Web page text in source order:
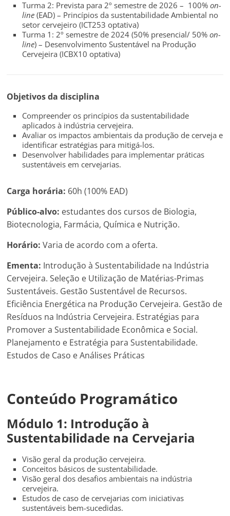
Turma 2: Prevista para 2º semestre de 2026 – 100%on-
line (EAD) – Princípios da sustentabilidade Ambiental no
setor cervejeiro (ICT253 optativa)
Turma 1: 2º semestre de 2024 (50% presencial/ 50% on-
line) – Desenvolvimento Sustentável na Produção
Cervejeira (ICBX10 optativa)
Objetivos da disciplina
Compreender os princípios da sustentabilidade
aplicados à indústria cervejeira.
Avaliar os impactos ambientais da produção de cerveja e
identificar estratégias para mitigá-los.
Desenvolver habilidades para implementar práticas
sustentáveis em cervejarias.
Carga horária: 60h (100% EAD)
Público-alvo: estudantes dos cursos de Biologia,
Biotecnologia, Farmácia, Química e Nutrição.
Horário: Varia de acordo com a oferta.
Ementa: Introdução à Sustentabilidade na Indústria
Cervejeira. Seleção e Utilização de Matérias-Primas
Sustentáveis. Gestão Sustentável de Recursos.
Eficiência Energética na Produção Cervejeira. Gestão de
Resíduos na Indústria Cervejeira. Estratégias para
Promover a Sustentabilidade Econômica e Social.
Planejamento e Estratégia para Sustentabilidade.
Estudos de Caso e Análises Práticas
Conteúdo Programático
Módulo 1: Introdução à
Sustentabilidade na Cervejaria
Visão geral da produção cervejeira.
Conceitos básicos de sustentabilidade.
Visão geral dos desafios ambientais na indústria
cervejeira.
Estudos de caso de cervejarias com iniciativas
sustentáveis bem-sucedidas.